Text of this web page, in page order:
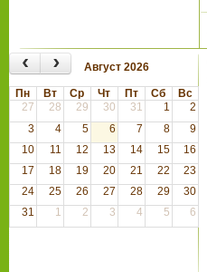
‹ › Август 2026
Пн Вт Ср Чт Пт Сб
Вс
27
28 29 30 31 1
2
3
4 5 6 7 8
9
10
11 12 13 14 15
16
17
18 19 20 21 22
23
24
25 26 27 28 29
30
31
1 2 3 4 5 6